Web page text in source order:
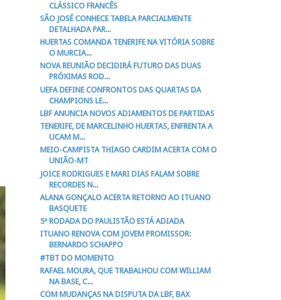
CLÁSSICO FRANCÊS
SÃO JOSÉ CONHECE TABELA PARCIALMENTE
DETALHADA PAR...
HUERTAS COMANDA TENERIFE NA VITÓRIA SOBRE
O MURCIA...
NOVA REUNIÃO DECIDIRÁ FUTURO DAS DUAS
PRÓXIMAS ROD...
UEFA DEFINE CONFRONTOS DAS QUARTAS DA
CHAMPIONS LE...
LBF ANUNCIA NOVOS ADIAMENTOS DE PARTIDAS
TENERIFE, DE MARCELINHO HUERTAS, ENFRENTA A
UCAM M...
MEIO-CAMPISTA THIAGO CARDIM ACERTA COM O
UNIÃO-MT
JOICE RODRIGUES E MARI DIAS FALAM SOBRE
RECORDES N...
ALANA GONÇALO ACERTA RETORNO AO ITUANO
BASQUETE
5ª RODADA DO PAULISTÃO ESTÁ ADIADA
ITUANO RENOVA COM JOVEM PROMISSOR:
BERNARDO SCHAPPO
#TBT DO MOMENTO
RAFAEL MOURA, QUE TRABALHOU COM WILLIAM
NA BASE, C...
COM MUDANÇAS NA DISPUTA DA LBF, BAX